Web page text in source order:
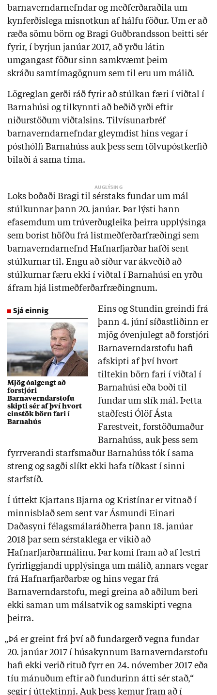
barnaverndarnefndar og meðferðaraðila um
kynferðislega misnotkun af hálfu föður. Um er að
ræða sömu börn og Bragi Guðbrandsson beitti sér
fyrir, í byrjun janúar 2017, að yrðu látin
umgangast föður sinn samkvæmt þeim
skráðu samtímagögnum sem til eru um málið.
Lögreglan gerði ráð fyrir að stúlkan færi í viðtal í
Barnahúsi og tilkynnti að beðið yrði eftir
niðurstöðum viðtalsins. Tilvísunarbréf
barnaverndarnefndar gleymdist hins vegar í
pósthólfi Barnahúss auk þess sem tölvupóstkerfið
bilaði á sama tíma.
Loks boðaði Bragi til sérstaks fundar um mál
stúlkunnar þann 20. janúar. Þar lýsti hann
efasemdum um trúverðugleika þeirra upplýsinga
sem borist höfðu frá listmeðferðarfræðingi sem
barnaverndarnefnd Hafnarfjarðar hafði sent
stúlkurnar til. Engu að síður var ákveðið að
stúlkurnar færu ekki í viðtal í Barnahúsi en yrðu
áfram hjá listmeðferðarfræðingnum.
Sjá einnig
Mjög óalgengt að
forstjóri
Barnaverndarstofu
skipti sér af því hvort
einstök börn fari í
Barnahús
Eins og Stundin greindi frá
þann 4. júní síðastliðinn er
mjög óvenjulegt að forstjóri
Barnaverndarstofu hafi
afskipti af því hvort
tiltekin börn fari í viðtal í
Barnahúsi eða boði til
fundar um slík mál. Þetta
staðfesti Ólöf Ásta
Farestveit, forstöðumaður
Barnahúss, auk þess sem
fyrrverandi starfsmaður Barnahúss tók í sama
streng og sagði slíkt ekki hafa tíðkast í sinni
starfstíð.
Í úttekt Kjartans Bjarna og Kristínar er vitnað í
minnisblað sem sent var Ásmundi Einari
Daðasyni félagsmálaráðherra þann 18. janúar
2018 þar sem sérstaklega er vikið að
Hafnarfjarðarmálinu. Þar komi fram að af lestri
fyrirliggjandi upplýsinga um málið, annars vegar
frá Hafnarfjarðarbæ og hins vegar frá
Barnaverndarstofu, megi greina að aðilum beri
ekki saman um málsatvik og samskipti vegna
þeirra.
„Þá er greint frá því að fundargerð vegna fundar
20. janúar 2017 í húsakynnum Barnaverndarstofu
hafi ekki verið rituð fyrr en 24. nóvember 2017 eða
tíu mánuðum eftir að fundurinn átti sér stað,“
segir í úttektinni. Auk þess kemur fram að í